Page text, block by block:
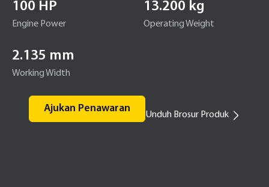
100 HP
Engine Power
13.200 kg
Operating Weight
2.135 mm
Working Width
Ajukan Penawaran
Unduh Brosur Produk